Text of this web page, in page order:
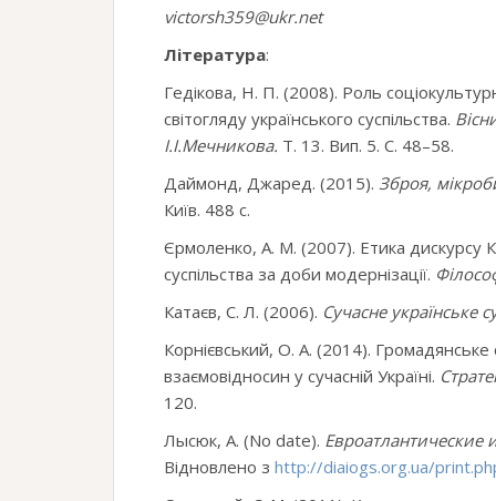
victorsh359@ukr.net
Література:
Гедікова, Н. П. (2008). Роль
світогляду українського суспільства.
І.І.Мечникова. Т. 13. Вип. 5. С. 48–58.
Даймонд, Джаред. (2015). Зброя,
Київ. 488 с.
Єрмоленко, А. М. (2007). Етика дискурсу
суспільства за доби модернізації.
Катаєв, С. Л. (2006). Сучасне українське
Корнієвський, О. А. (2014). Громадянське
взаємовідносин у сучасній Україні.
120.
Лысюк, А. (No date). Евроатлантические
Відновлено з http://diaiogs.org.ua/